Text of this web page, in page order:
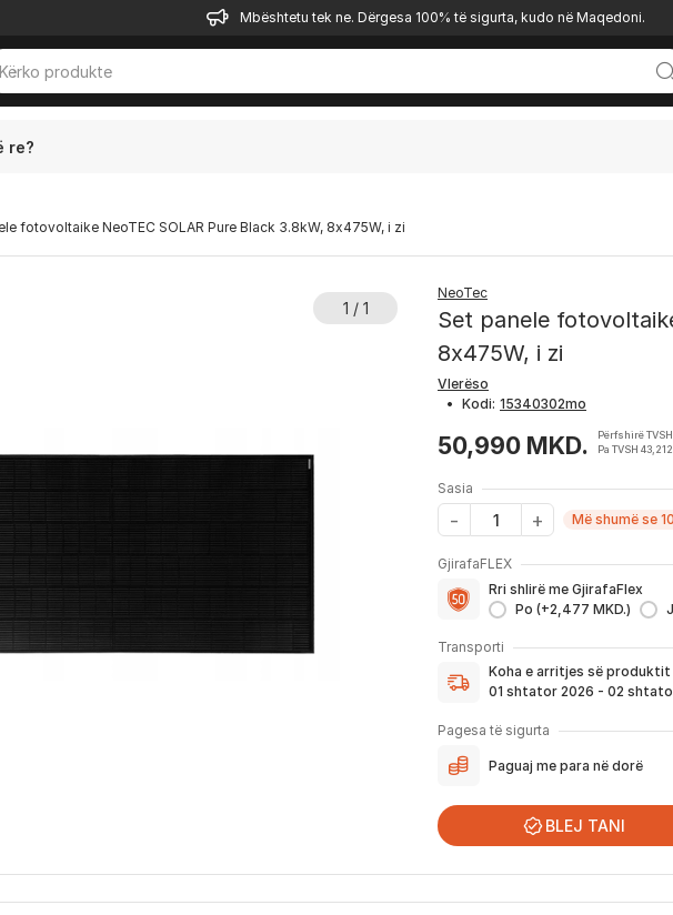
Mbështetu tek ne. Dërgesa 100% të sigurta, kudo në Maqedoni.
re?
fotovoltaike NeoTEC SOLAR Pure Black 3.8kW, 8x475W, i zi
1 / 1
NeoTec
Set panele
8x475W, i zi
Vlerëso
• Kodi:
50,990 MKD.
Përfshirë
Pa TVSH
Sasia
Më shumë se
GjirafaFLEX
Rri shlirë me GjirafaFlex
Po (+2,477 MKD.)
Me GjirafaFLEX përfitoni:
-Prioritet për zgjidhjen e
- Kontakt brenda
për
- Pranim dhe dërgim me
Transporti
Koha e arritjes së produktit
01 shtator 2026 - 02
dhe njoftimit për verifikim
Nëse porosia bëhet tani,
njoftoheni në vazhdimësi
për te ju.
*Në 99% të rasteve, produktet
Pagesa të sigurta
Paguaj me para në dorë
BLEJ TANI